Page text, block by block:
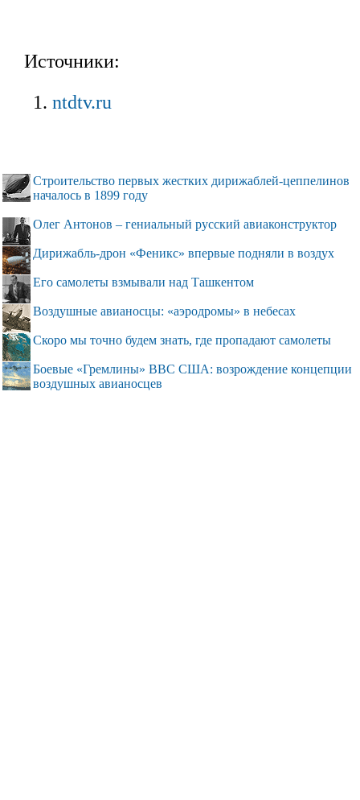
Источники:
ntdtv.ru
Строительство первых жестких дирижаблей-цеппелинов
началось в 1899 году
Олег Антонов – гениальный русский авиаконструктор
Дирижабль-дрон «Феникс» впервые подняли в воздух
Его самолеты взмывали над Ташкентом
Воздушные авианосцы: «аэродромы» в небесах
Скоро мы точно будем знать, где пропадают самолеты
Боевые «Гремлины» ВВС США: возрождение концепции
воздушных авианосцев